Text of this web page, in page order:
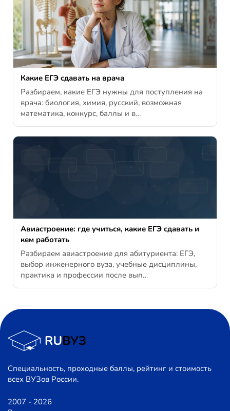
Какие ЕГЭ сдавать на врача
Разбираем, какие ЕГЭ нужны для поступления на
врача: биология, химия, русский, возможная
математика, конкурс, баллы и в…
Авиастроение: где учиться, какие ЕГЭ сдавать и
кем работать
Разбираем авиастроение для абитуриента: ЕГЭ,
выбор инженерного вуза, учебные дисциплины,
практика и профессии после вып…
Специальность, проходные баллы, рейтинг и стоимость
всех ВУЗов России.
2007 - 2026